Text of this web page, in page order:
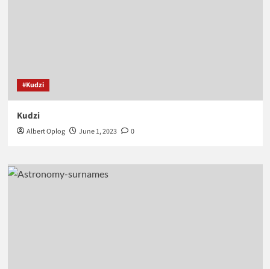
#Kudzi
Kudzi
Albert Oplog June 1, 2023 0